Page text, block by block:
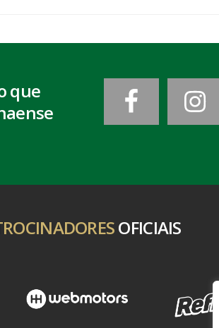
que
OFICIAIS